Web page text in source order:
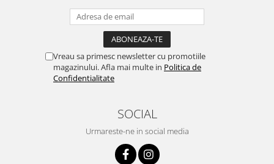
Vreau sa primesc newsletter cu promotiile
magazinului. Afla mai multe in Politica de
Confidentialitate
SOCIAL
Urmareste-ne in social media